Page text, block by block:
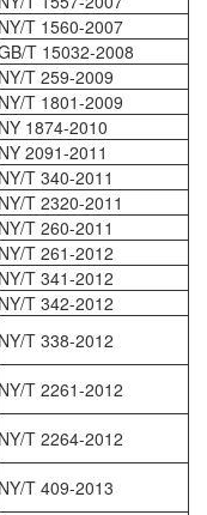
NY/T 1560-2007
T 15032-2008
NY/T 259-2009
NY/T 1801-2009
NY 1874-2010
NY 2091-2011
NY/T 340-2011
NY/T 2320-2011
NY/T 260-2011
NY/T 261-2012
NY/T 341-2012
NY/T 342-2012
NY/T 338-2012
NY/T 2261-2012
NY/T 2264-2012
NY/T 409-2013